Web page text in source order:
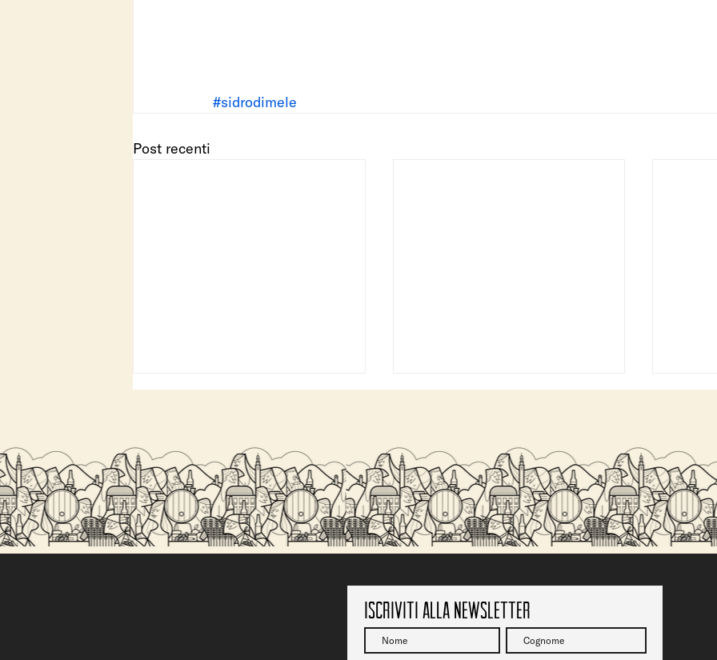
#sidrodimele
Post recenti
Perché la birra artigianale è migliore della
birra industriale?
Vicenza Jazz fa tappa da Ofelia Beerstrot: due
serate tra musica, birra e città
SALITA
Iscriviti alla newsletter